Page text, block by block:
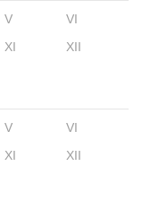
V
VI
XI XII
V
VI
XI XII